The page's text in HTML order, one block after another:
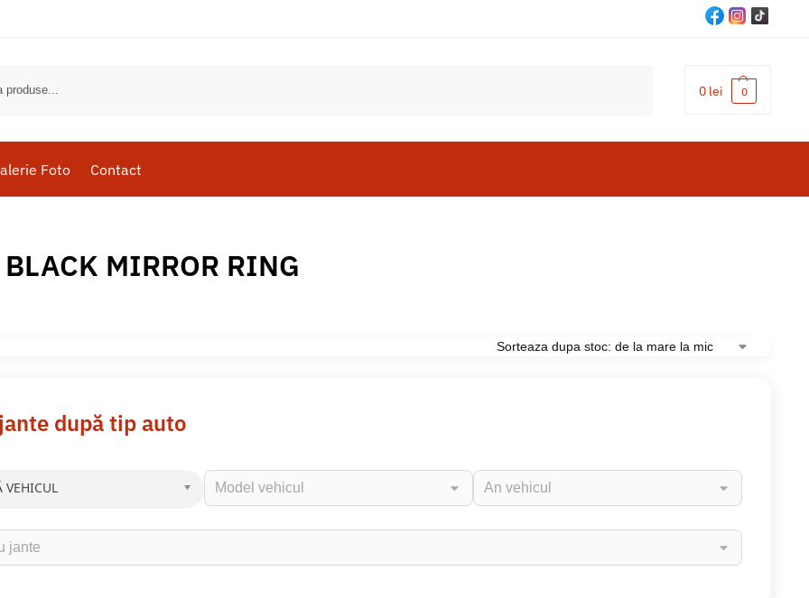
0 lei 0
Foto Contact
BLACK MIRROR RING
după tip auto
VEHICUL